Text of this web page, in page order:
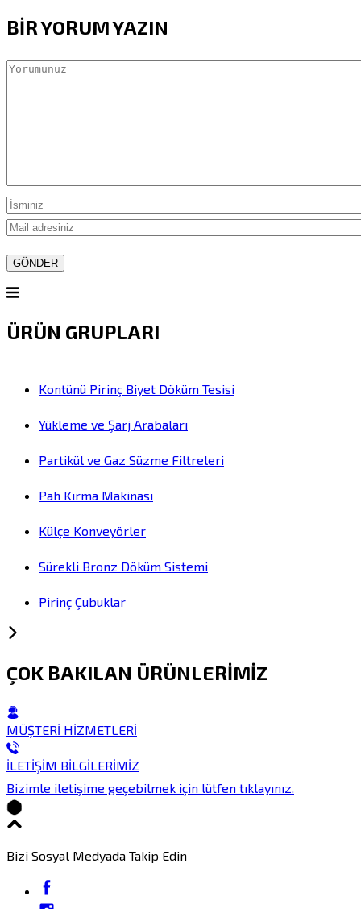
BİR YORUM YAZIN
ÜRÜN GRUPLARI
Kontünü Pirinç Biyet Döküm Tesisi
Yükleme ve Şarj Arabaları
Partikül ve Gaz Süzme Filtreleri
Pah Kırma Makinası
Külçe Konveyörler
Sürekli Bronz Döküm Sistemi
Pirinç Çubuklar
ÇOK BAKILAN ÜRÜNLERİMİZ
MÜŞTERİ HİZMETLERİ
İLETİŞİM BİLGİLERİMİZ
Bizimle iletişime geçebilmek için lütfen tıklayınız.
Bizi Sosyal Medyada Takip Edin